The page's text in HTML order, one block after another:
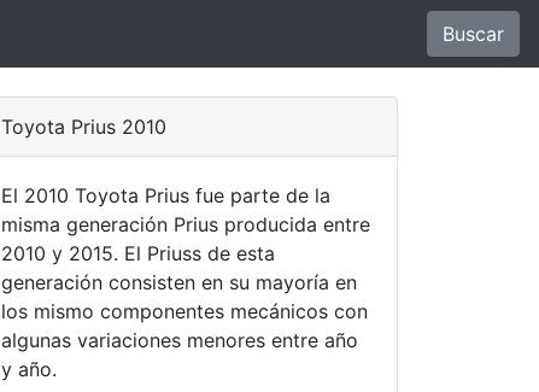
Buscar
Toyota Prius 2010
El 2010 Toyota Prius fue parte de la
misma generación Prius producida entre
2010 y 2015. El Priuss de esta
generación consisten en su mayoría en
los mismo componentes mecánicos con
algunas variaciones menores entre año
y año.